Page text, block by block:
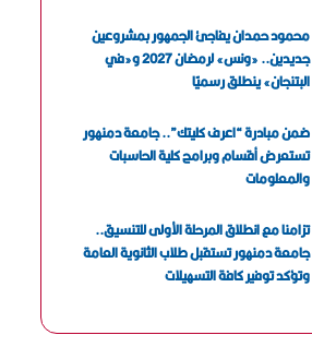
محمود حمدان يفاجئ الجمهور بمشروعين
جديدين.. «ونس» لرمضان 2027 و«في
البتنجان» ينطلق رسميًا
ضمن مبادرة “اعرف كليتك”.. جامعة دمنهور
تستعرض أقسام وبرامج كلية الحاسبات
والمعلومات
تزامنا مع انطلاق المرحلة الأولى للتنسيق..
جامعة دمنهور تستقبل طلاب الثانوية العامة
وتؤكد توفير كافة التسهيلات